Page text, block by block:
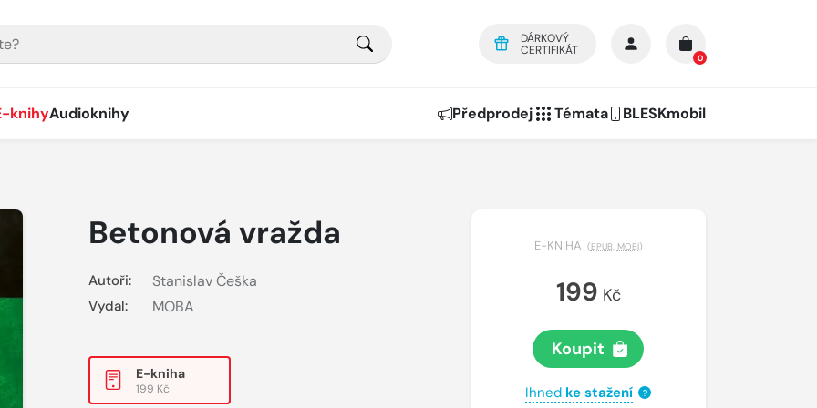
DÁRKOVÝ
CERTIFIKÁT
0
knihyAudioknihy Předprodej Témata BLESKmobil
Betonová vražda
Autoři: Stanislav Češka
Vydal: MOBA
E-kniha
199 Kč
E-KNIHA (EPUB, MOBI)
199 Kč
Koupit
Ihned ke stažení ?